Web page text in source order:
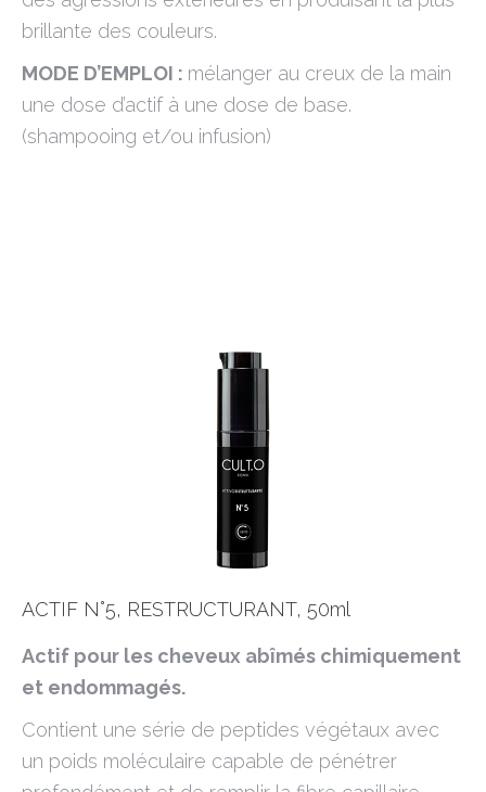
brillante des couleurs.
MODE D’EMPLOI : mélanger au creux de la main
une dose d’actif à une dose de base.
(shampooing et/ou infusion)
ACTIF N°5, RESTRUCTURANT, 50ml
Actif pour les cheveux abîmés chimiquement
et endommagés.
Contient une série de peptides végétaux avec
un poids moléculaire capable de pénétrer